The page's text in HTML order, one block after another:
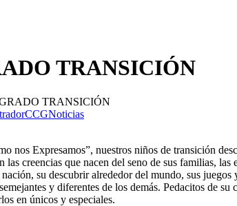
TRANSICIÓN
TRANSICIÓN
Noticias
nos Expresamos”, nuestros niños de transición
las creencias que nacen del seno de sus familias, las
su descubrir alrededor del mundo, sus juegos
y diferentes de los demás. Pedacitos de su
en únicos y especiales.